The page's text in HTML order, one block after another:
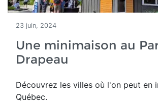
23 juin, 2024
Une minimaison au
Drapeau
Découvrez les villes où l'on peut en
Québec.